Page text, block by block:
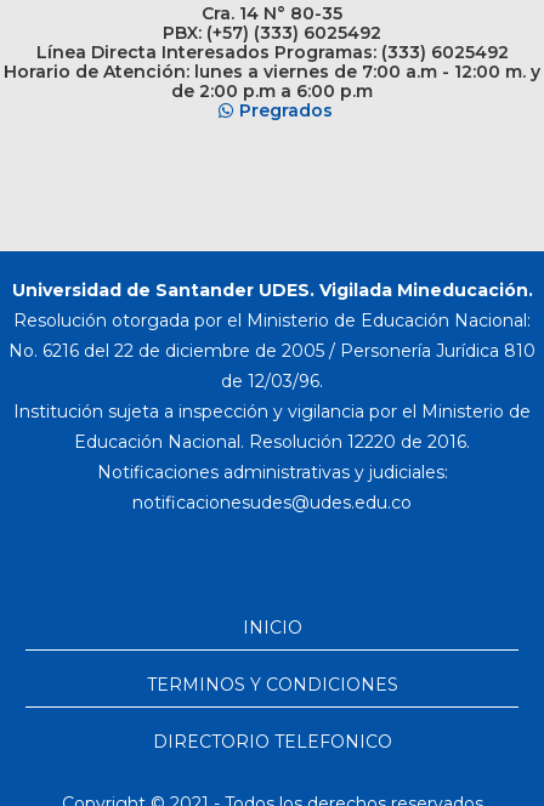
Cra. 14 N° 80-35
PBX: (+57) (333) 6025492
Línea Directa Interesados Programas: (333) 6025492
Horario de Atención: lunes a viernes de 7:00 a.m - 12:00 m. y
de 2:00 p.m a 6:00 p.m
Pregrados
Universidad de Santander UDES. Vigilada Mineducación.
Resolución otorgada por el Ministerio de Educación Nacional:
No. 6216 del 22 de diciembre de 2005 / Personería Jurídica 810
de 12/03/96.
Institución sujeta a inspección y vigilancia por el Ministerio de
Educación Nacional. Resolución 12220 de 2016.
Notificaciones administrativas y judiciales:
INICIO
TERMINOS Y CONDICIONES
DIRECTORIO TELEFONICO